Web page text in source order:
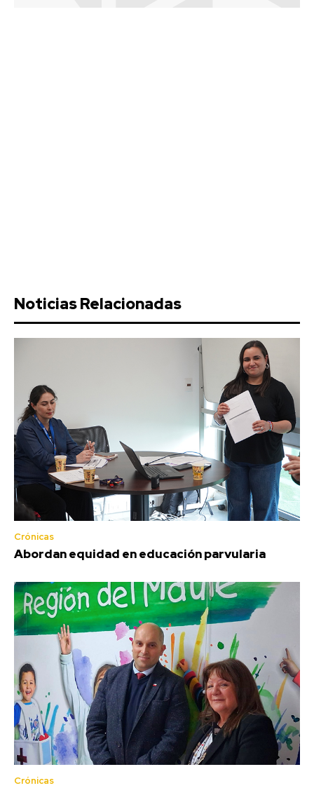
Noticias Relacionadas
Crónicas
Abordan equidad en educación parvularia
Crónicas